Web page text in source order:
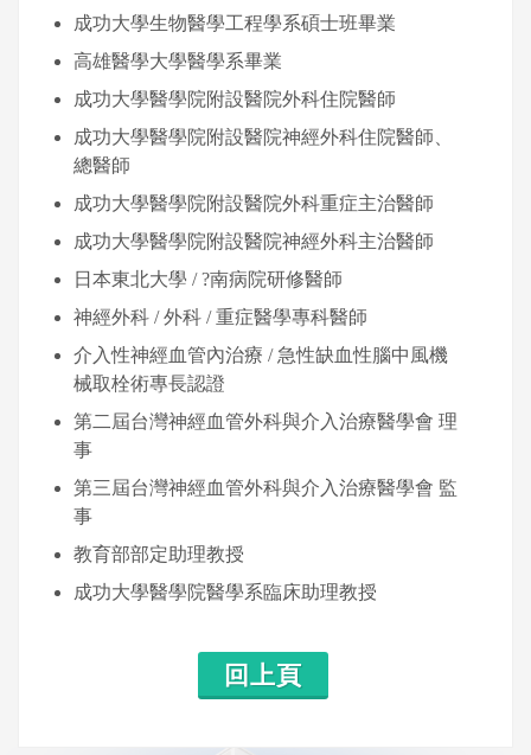
成功大學生物醫學工程學系碩士班畢業
高雄醫學大學醫學系畢業
成功大學醫學院附設醫院外科住院醫師
成功大學醫學院附設醫院神經外科住院醫師、
總醫師
成功大學醫學院附設醫院外科重症主治醫師
成功大學醫學院附設醫院神經外科主治醫師
日本東北大學 / ?南病院研修醫師
神經外科 / 外科 / 重症醫學專科醫師
介入性神經血管內治療 / 急性缺血性腦中風機
械取栓術專長認證
第二屆台灣神經血管外科與介入治療醫學會 理
事
第三屆台灣神經血管外科與介入治療醫學會 監
事
教育部部定助理教授
成功大學醫學院醫學系臨床助理教授
回上頁